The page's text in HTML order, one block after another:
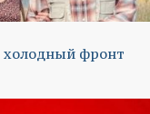
фронт